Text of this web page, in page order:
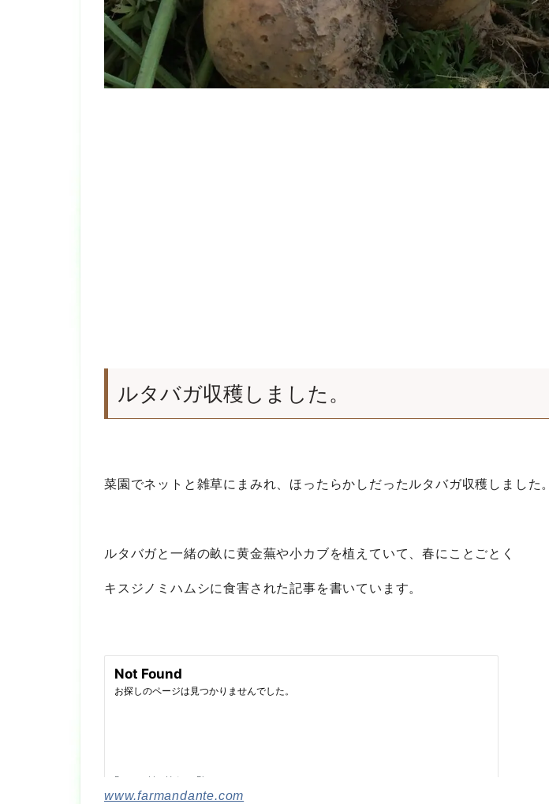
ルタバガ収穫しました。
菜園でネットと雑草にまみれ、ほったらかしだったルタバガ収穫しました。
ルタバガと一緒の畝に黄金蕪や小カブを植えていて、春にことごとく
キスジノミハムシに食害された記事を書いています。
www.farmandante.com